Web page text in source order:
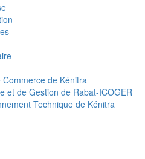
de Kénitra
et de Gestion de Rabat-ICOGER
Technique de Kénitra